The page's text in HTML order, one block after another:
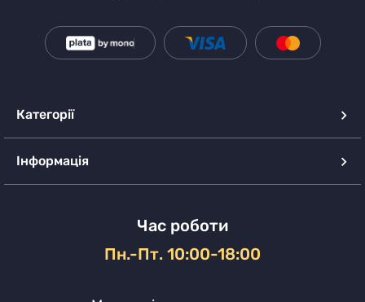
Категорії
Інформація
Час роботи
Пн.-Пт. 10:00-18:00